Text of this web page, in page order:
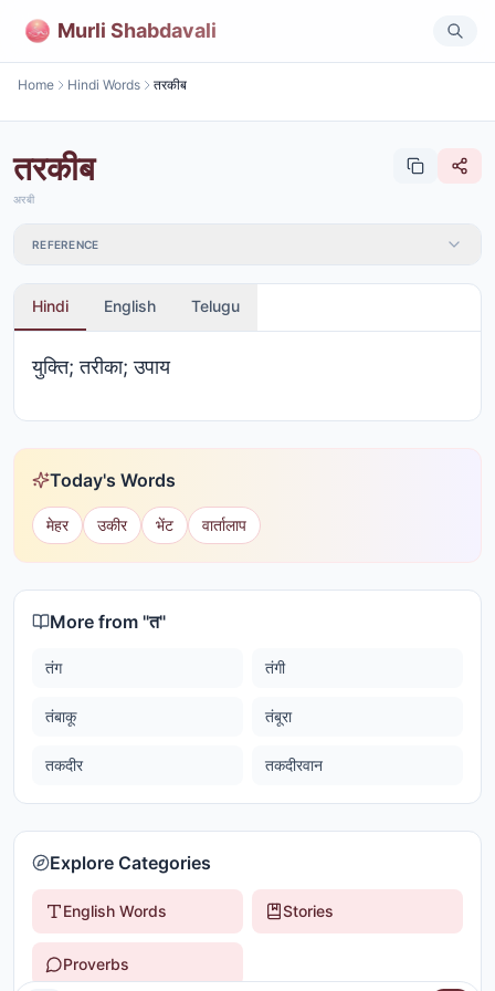
Murli Shabdavali
Home Hindi Words तरकीब
तरकीब
अरबी
REFERENCE
Hindi English Telugu
युक्‍ति; तरीका; उपाय
Today's Words
मेहर उकीर भेंट वार्तालाप
More from "त"
तंग तंगी
तंबाकू तंबूरा
तकदीर तकदीरवान
Explore Categories
English Words Stories
Proverbs